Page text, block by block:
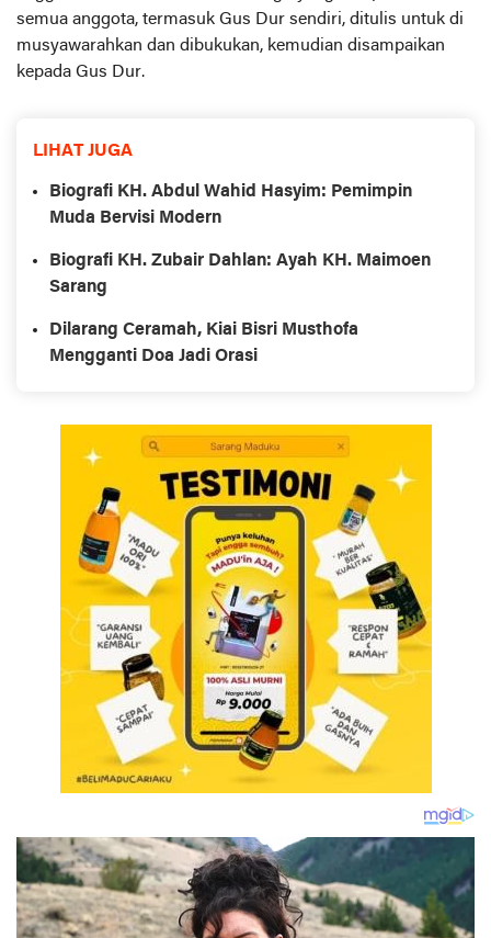
semua anggota, termasuk Gus Dur sendiri, ditulis untuk di
musyawarahkan dan dibukukan, kemudian disampaikan
kepada Gus Dur.
LIHAT JUGA
Biografi KH. Abdul Wahid Hasyim: Pemimpin
Muda Bervisi Modern
Biografi KH. Zubair Dahlan: Ayah KH. Maimoen
Sarang
Dilarang Ceramah, Kiai Bisri Musthofa
Mengganti Doa Jadi Orasi